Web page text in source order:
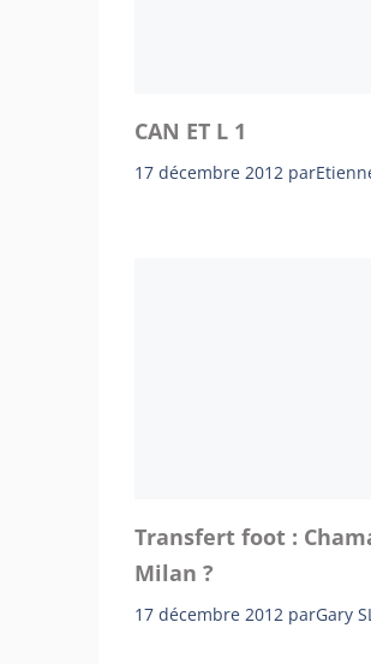
CAN ET L 1
17 décembre 2012 par
Transfert foot :
Milan ?
17 décembre 2012 parGary